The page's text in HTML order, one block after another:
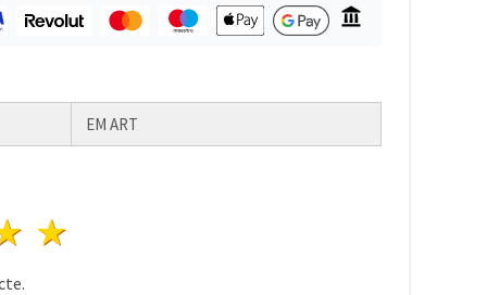
EM ART
4 stele
stele